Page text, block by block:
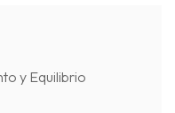
y Equilibrio